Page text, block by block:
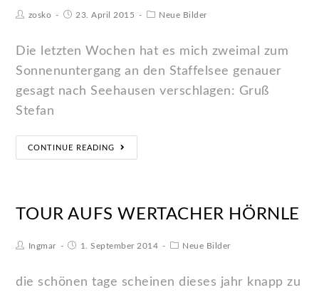
zosko 23. April 2015 Neue Bilder
Die letzten Wochen hat es mich zweimal zum
Sonnenuntergang an den Staffelsee genauer
gesagt nach Seehausen verschlagen: Gruß
Stefan
CONTINUE READING
TOUR AUFS WERTACHER HÖRNLE
Ingmar 1. September 2014 Neue Bilder
die schönen tage scheinen dieses jahr knapp zu